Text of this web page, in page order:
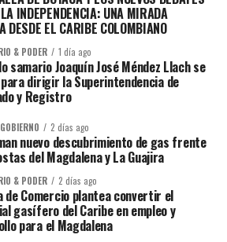
INDEPENDENCIA: UNA MIRADA
DESDE EL CARIBE COLOMBIANO
& PODER 1 día ago
samario Joaquín José Méndez Llach se
dirigir la Superintendencia de
y Registro
2 días ago
nuevo descubrimiento de gas frente
del Magdalena y La Guajira
& PODER 2 días ago
de Comercio plantea convertir el
gasífero del Caribe en empleo y
para el Magdalena